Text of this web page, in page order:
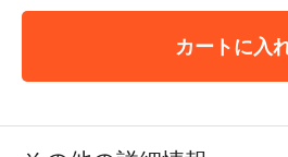
カートに入